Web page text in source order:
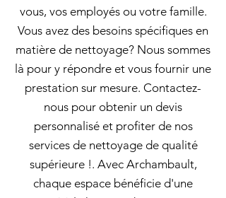
vous, vos employés ou votre famille.
Vous avez des besoins spécifiques en
matière de nettoyage? Nous sommes
là pour y répondre et vous fournir une
prestation sur mesure. Contactez-
nous pour obtenir un devis
personnalisé et profiter de nos
services de nettoyage de qualité
supérieure !. Avec Archambault,
chaque espace bénéficie d'une